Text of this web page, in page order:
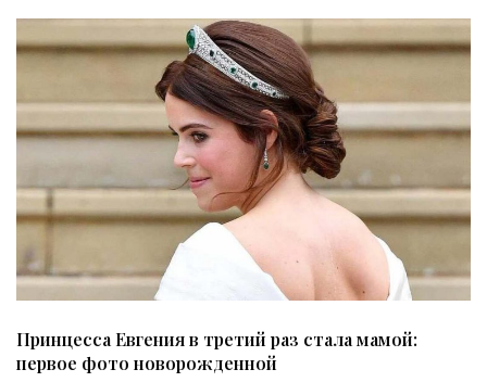
Принцесса Евгения в третий раз стала мамой:
первое фото новорожденной